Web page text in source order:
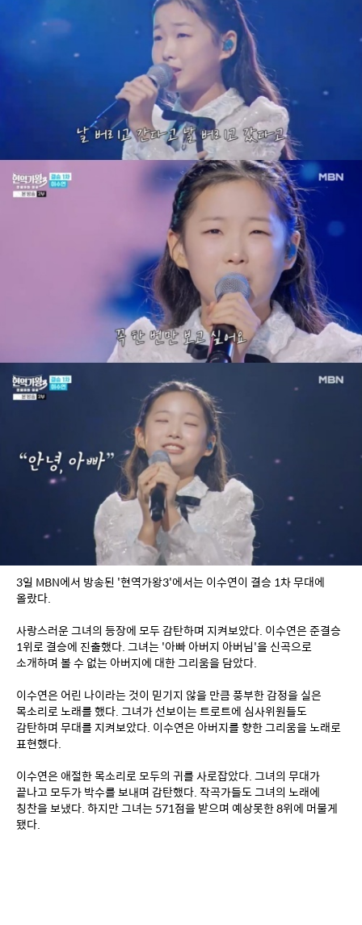
3일 MBN에서 방송된 '현역가왕3'에서는 이수연이 결승 1차 무대에
올랐다.
사랑스러운 그녀의 등장에 모두 감탄하며 지켜보았다. 이수연은 준결승
1위로 결승에 진출했다. 그녀는 '아빠 아버지 아버님'을 신곡으로
소개하며 볼 수 없는 아버지에 대한 그리움을 담았다.
이수연은 어린 나이라는 것이 믿기지 않을 만큼 풍부한 감정을 실은
목소리로 노래를 했다. 그녀가 선보이는 트로트에 심사위원들도
감탄하며 무대를 지켜보았다. 이수연은 아버지를 향한 그리움을 노래로
표현했다.
이수연은 애절한 목소리로 모두의 귀를 사로잡았다. 그녀의 무대가
끝나고 모두가 박수를 보내며 감탄했다. 작곡가들도 그녀의 노래에
칭찬을 보냈다. 하지만 그녀는 571점을 받으며 예상못한 8위에 머물게
됐다.